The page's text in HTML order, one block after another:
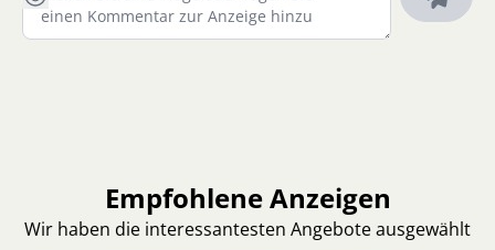
Empfohlene Anzeigen
Wir haben die interessantesten Angebote ausgewählt